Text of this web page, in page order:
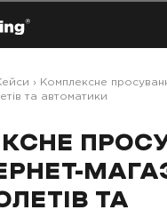
› Комплексне
та автоматики
ТА